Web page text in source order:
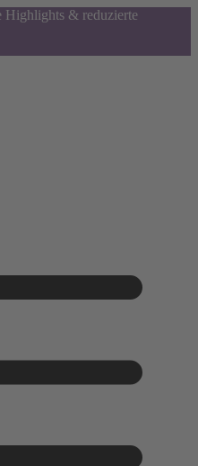
Highlights & reduzierte